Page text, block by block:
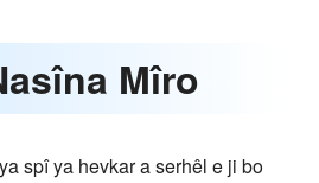
Mîro
spî ya hevkar a serhêl e ji bo